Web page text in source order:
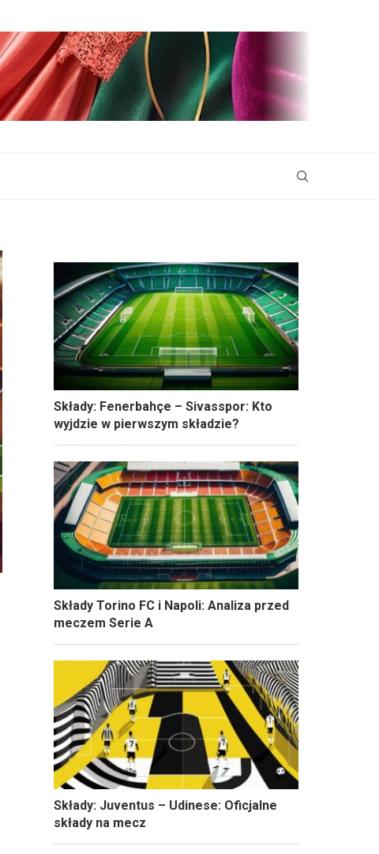
Składy: Fenerbahçe – Sivasspor: Kto
wyjdzie w pierwszym składzie?
Składy Torino FC i Napoli: Analiza przed
meczem Serie A
Składy: Juventus – Udinese: Oficjalne
składy na mecz